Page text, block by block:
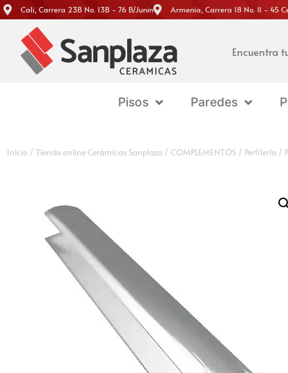
Cali, Carrera 23B No. 13B - 76 B/Junin Armenia, Carrera 18 No. 11 - 45
Pisos Paredes
Inicio / Tienda online Cerámicas Sanplaza / COMPLEMENTOS / Perfilería /